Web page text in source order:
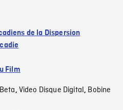
de la Dispersion
Film
, Video Disque Digital, Bobine